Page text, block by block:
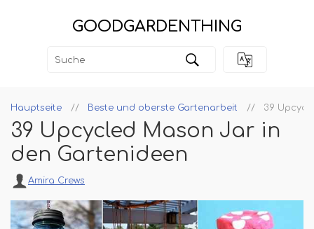
GOODGARDENTHING
Hauptseite Beste und oberste Gartenarbeit 39
39 Upcycled Mason Jar in
den Gartenideen
Amira Crews